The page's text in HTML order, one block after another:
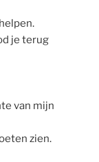
je terug
van mijn
zien.